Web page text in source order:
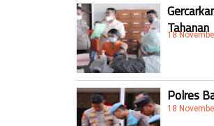
Tahanan
18
Polres
18